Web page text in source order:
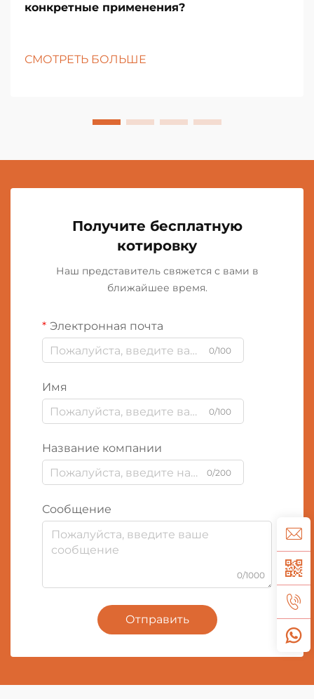
конкретные применения?
СМОТРЕТЬ БОЛЬШЕ
Получите бесплатную
котировку
Наш представитель свяжется с вами в
ближайшее время.
Электронная почта
0/100
Имя
0/100
Название компании
0/200
Сообщение
0/1000
Отправить